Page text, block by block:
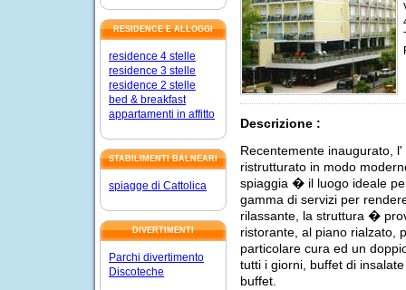
RESIDENCE E ALLOGGI
residence 4 stelle
residence 3 stelle
residence 2 stelle
bed & breakfast
appartamenti in affitto
STABILIMENTI BALNEARI
spiagge di Cattolica
DIVERTIMENTI
Parchi divertimento
Discoteche
Descrizione :
Recentemente inaugurato,
ristrutturato in modo
spiaggia � il luogo ideale
gamma di servizi per
rilassante, la struttura �
ristorante, al piano rialzato,
particolare cura ed un
tutti i giorni, buffet di
buffet.